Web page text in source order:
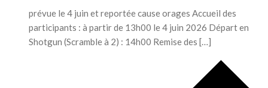
prévue le 4 juin et reportée cause orages Accueil des
participants : à partir de 13h00 le 4 juin 2026 Départ en
Shotgun (Scramble à 2) : 14h00 Remise des […]